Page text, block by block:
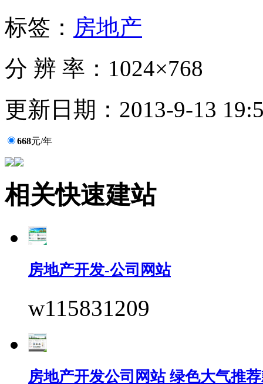
标签： 房地产
分 辨 率： 1024×768
更新日期： 2013-9-13
668元/年
相关快速建站
房地产开发-公司网站
w115831209
房地产开发公司网站 绿色大气推